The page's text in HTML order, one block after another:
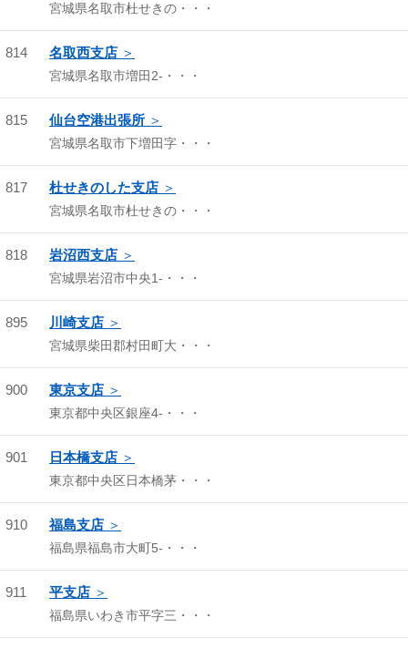
宮城県名取市杜せきの・・・
814 名取西支店
宮城県名取市増田2-・・・
815 仙台空港出張所
宮城県名取市下増田字・・・
817 杜せきのした支店
宮城県名取市杜せきの・・・
818 岩沼西支店
宮城県岩沼市中央1-・・・
895 川崎支店
宮城県柴田郡村田町大・・・
900 東京支店
東京都中央区銀座4-・・・
901 日本橋支店
東京都中央区日本橋茅・・・
910 福島支店
福島県福島市大町5-・・・
911 平支店
福島県いわき市平字三・・・